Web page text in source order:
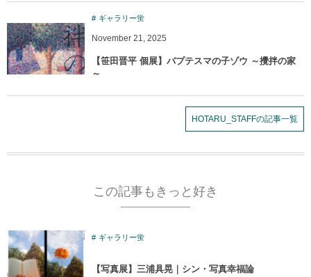
ギャラリー蛍
November 21, 2025
【笹田晋平 個展】バプテスマの子ゾウ ～攪拌の家
～
HOTARU_STAFFの記事一覧
この記事もきっと好き
ギャラリー蛍
【写真展】三浦具晃｜シン・写真幸福論